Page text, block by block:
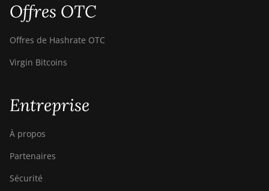
Offres OTC
Offres de Hashrate OTC
Virgin Bitcoins
Entreprise
À propos
Partenaires
Sécurité